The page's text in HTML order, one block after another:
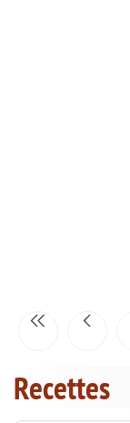
Recettes